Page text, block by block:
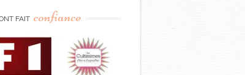
FAIT confiance